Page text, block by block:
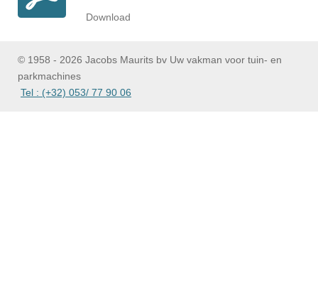
Download
© 1958 - 2026 Jacobs Maurits bv Uw vakman voor tuin- en
parkmachines
Tel : (+32) 053/ 77 90 06